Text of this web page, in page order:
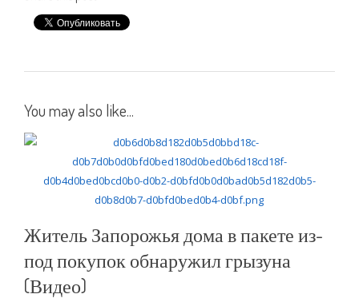
You may also like...
Житель Запорожья дома в пакете из-
под покупок обнаружил грызуна
(Видео)